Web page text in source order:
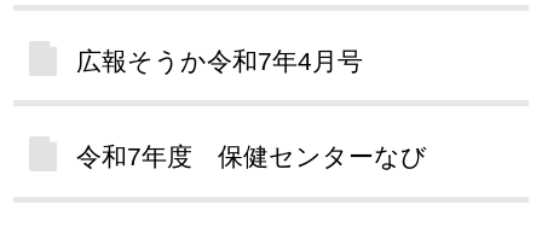
広報そうか令和7年4月号
令和7年度 保健センターなび